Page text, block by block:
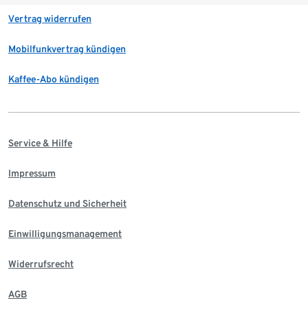
Vertrag widerrufen
Mobilfunkvertrag kündigen
Kaffee-Abo kündigen
Service & Hilfe
Impressum
Datenschutz und Sicherheit
Einwilligungsmanagement
Widerrufsrecht
AGB